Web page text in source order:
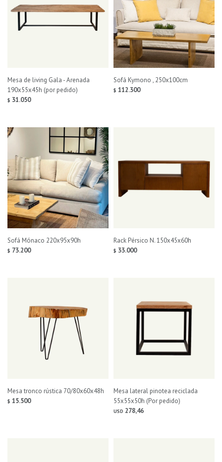
Mesa de living Gala - Arenada
190x55x45h (por pedido)
$ 31.050
Sofá Kymono , 250x100cm
$ 112.300
Sofá Mónaco 220x95x90h
$ 73.200
Rack Pérsico N. 150x45x60h
$ 33.000
Mesa tronco rústica 70/80x60x48h
$ 15.500
Mesa lateral pinotea reciclada
55x55x50h (Por pedido)
USD 278,46